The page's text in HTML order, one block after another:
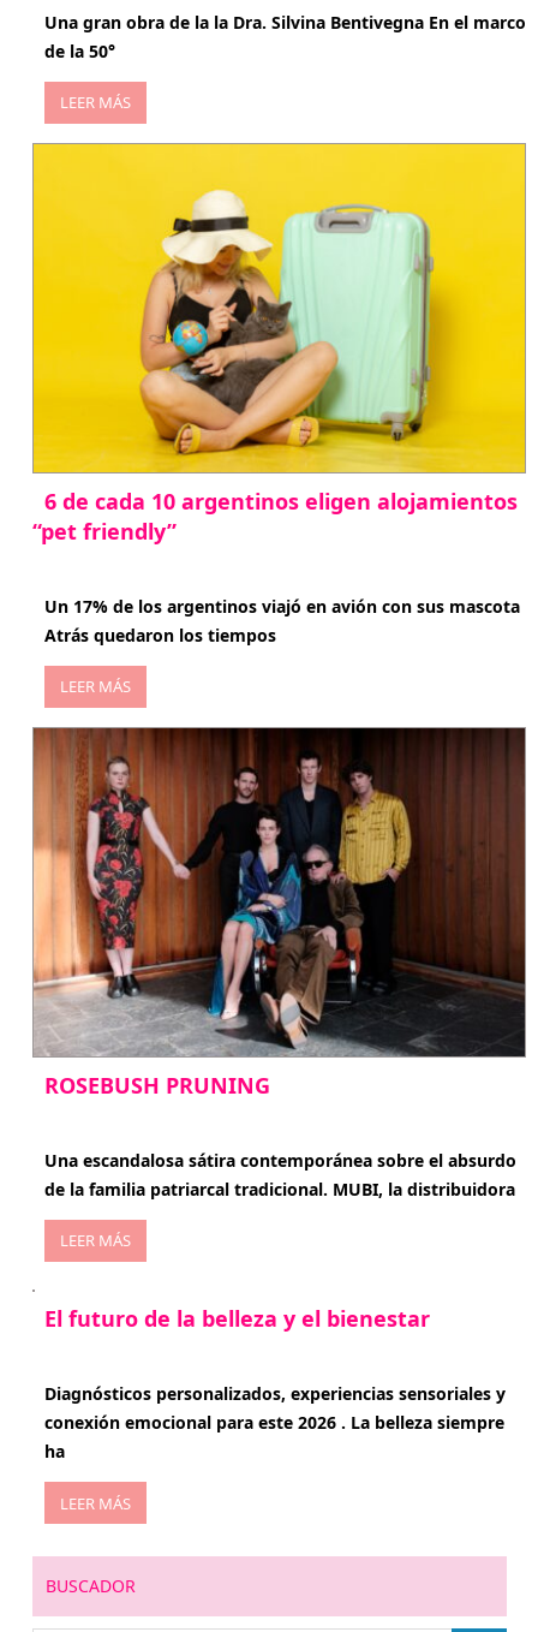
Una gran obra de la la Dra. Silvina Bentivegna En el marco
de la 50°
LEER MÁS
6 de cada 10 argentinos eligen alojamientos
“pet friendly”
Un 17% de los argentinos viajó en avión con sus mascota
Atrás quedaron los tiempos
LEER MÁS
ROSEBUSH PRUNING
Una escandalosa sátira contemporánea sobre el absurdo
de la familia patriarcal tradicional. MUBI, la distribuidora
LEER MÁS
El futuro de la belleza y el bienestar
Diagnósticos personalizados, experiencias sensoriales y
conexión emocional para este 2026 . La belleza siempre
ha
LEER MÁS
BUSCADOR